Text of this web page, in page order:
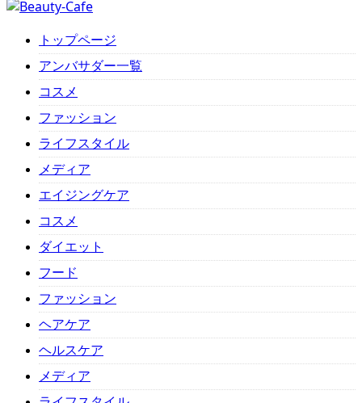
トップページ
アンバサダー一覧
コスメ
ファッション
ライフスタイル
メディア
エイジングケア
コスメ
ダイエット
フード
ファッション
ヘアケア
ヘルスケア
メディア